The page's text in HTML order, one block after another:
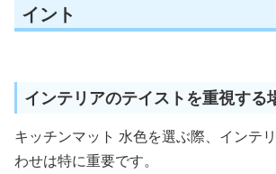
イント
インテリアのテイストを重視する
キッチンマット 水色を選ぶ際、インテ
わせは特に重要です。